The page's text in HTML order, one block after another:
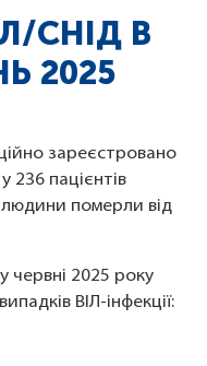
СНІД В
2025
зареєстровано
236 пацієнтів
померли від
червні 2025 року
ВІЛ-інфекції: